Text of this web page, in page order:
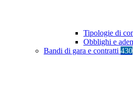
Tipologie di
Obblighi e
Bandi di gara e contratti 430